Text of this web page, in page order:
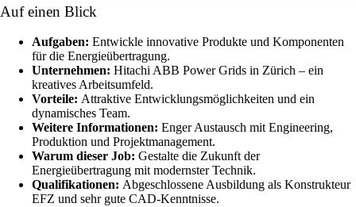
Auf einen Blick
Aufgaben: Entwickle innovative Produkte und Komponenten
für die Energieübertragung.
Unternehmen: Hitachi ABB Power Grids in Zürich – ein
kreatives Arbeitsumfeld.
Vorteile: Attraktive Entwicklungsmöglichkeiten und ein
dynamisches Team.
Weitere Informationen: Enger Austausch mit Engineering,
Produktion und Projektmanagement.
Warum dieser Job: Gestalte die Zukunft der
Energieübertragung mit modernster Technik.
Qualifikationen: Abgeschlossene Ausbildung als Konstrukteur
EFZ und sehr gute CAD-Kenntnisse.